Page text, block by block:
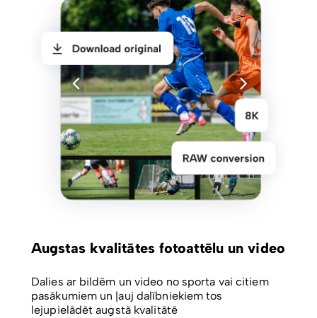
Augstas kvalitātes fotoattēlu un video
Dalies ar bildēm un video no sporta vai citiem
pasākumiem un ļauj dalībniekiem tos
lejupielādēt augstā kvalitātē